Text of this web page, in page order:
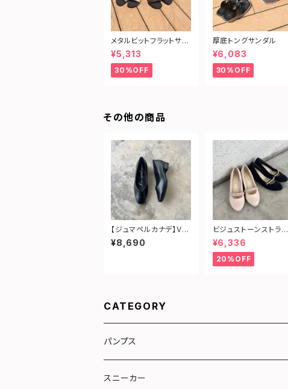
メタルビットフラットサン
ダル
¥5,313
30%OFF
厚底トングサンダル
¥6,083
30%OFF
その他の商品
【ジュマペルカナデ】Vカ
ットフォーマルパンプス
¥8,690
ビジュストーンストラッ
プパンプス
¥6,336
20%OFF
CATEGORY
パンプス
リボン
スニーカー